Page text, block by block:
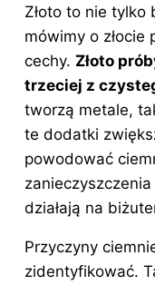
Złoto to nie tylko
mówimy o
cechy. Złoto
trzeciej z
tworzą metale,
te dodatki
powodować
działają na
Przyczyny
zidentyfikować.